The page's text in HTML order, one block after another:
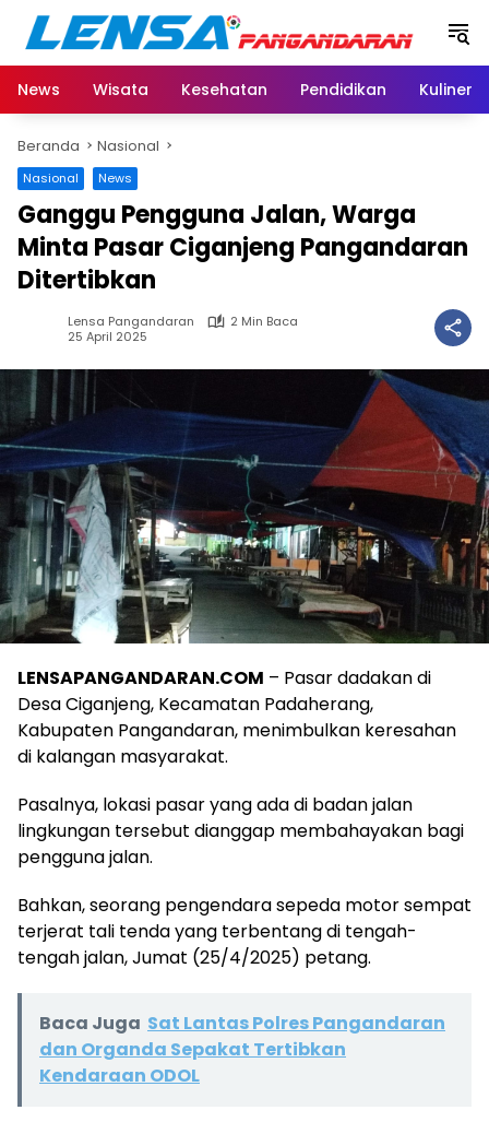
Langsung
konten
News
Wisata Kesehatan Pendidikan Kuliner
Beranda Nasional
Nasional News
Ganggu Pengguna Jalan, Warga
Minta Pasar Ciganjeng Pangandaran
Ditertibkan
Lensa Pangandaran
2 Min Baca
25 April 2025
LENSAPANGANDARAN.COM – Pasar dadakan di
Desa Ciganjeng, Kecamatan Padaherang,
Kabupaten Pangandaran, menimbulkan keresahan
di kalangan masyarakat.
Pasalnya, lokasi pasar yang ada di badan jalan
lingkungan tersebut dianggap membahayakan bagi
pengguna jalan.
Bahkan, seorang pengendara sepeda motor sempat
terjerat tali tenda yang terbentang di tengah-
tengah jalan, Jumat (25/4/2025) petang.
Baca Juga Sat Lantas Polres Pangandaran
dan Organda Sepakat Tertibkan
Kendaraan ODOL